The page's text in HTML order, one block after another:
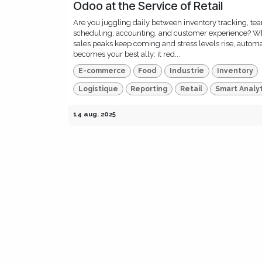
Odoo at the Service of Retail
Are you juggling daily between inventory tracking,
scheduling, accounting, and customer experience?
sales peaks keep coming and stress levels rise,
becomes your best ally: it red...
E-commerce Food Industrie Inventory
Logistique Reporting Retail Smart
14 aug. 2025